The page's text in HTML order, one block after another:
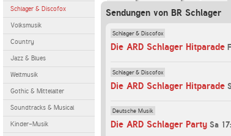
Schlager & Discofox
Volksmusik
Country
Jazz & Blues
Weltmusik
Gothic & Mittelalter
Soundtracks & Musical
Kinder-Musik
Sendungen von BR Schlager
Schlager & Discofox
Die ARD Schlager Hitparade
Schlager & Discofox
Die ARD Schlager Hitparade
Deutsche Musik
Die ARD Schlager Party Sa